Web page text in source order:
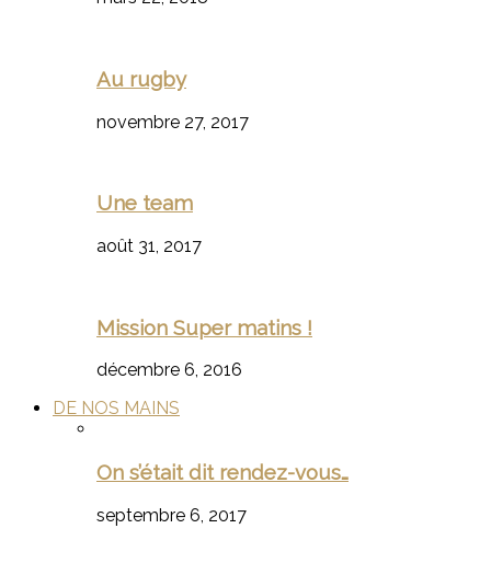
Au rugby
novembre 27, 2017
Une team
août 31, 2017
Mission Super matins !
décembre 6, 2016
DE NOS MAINS
On s’était dit rendez-vous…
septembre 6, 2017